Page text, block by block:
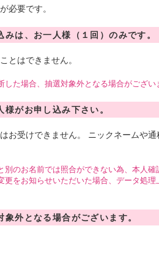
必要です。
は、お一人様（１回）のみです。
とはできません。
た場合、抽選対象外となる場合がござい
がお申し込み下さい。
お受けできません。 ニックネームや
のお名前では照合ができない為、本人確
をお知らせいただいた場合、データ処
外となる場合がございます。